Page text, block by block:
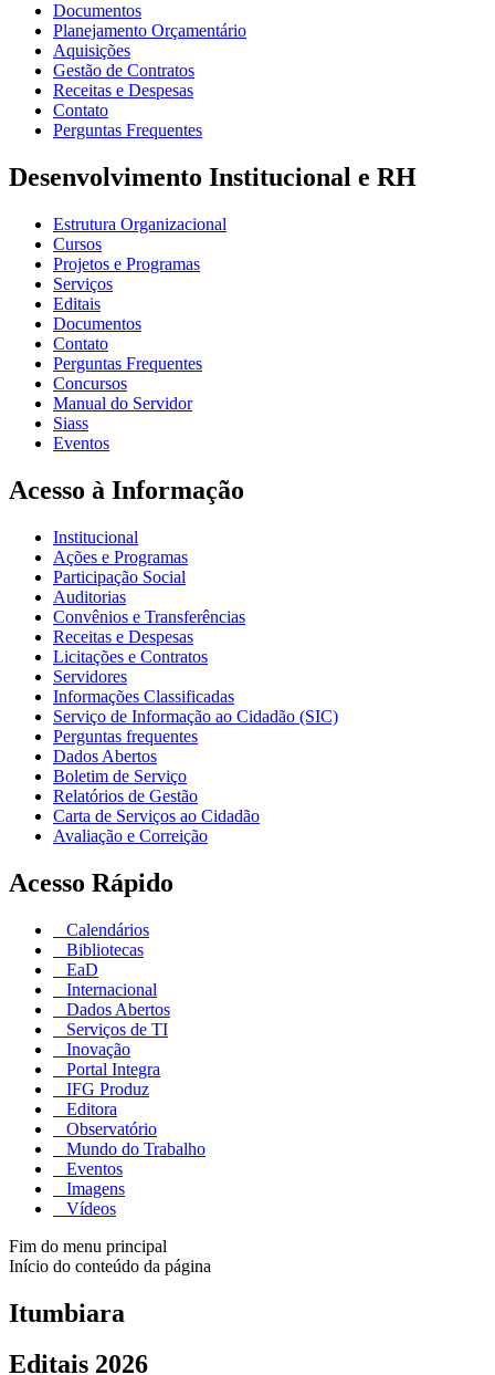
Documentos
Planejamento Orçamentário
Aquisições
Gestão de Contratos
Receitas e Despesas
Contato
Perguntas Frequentes
Desenvolvimento Institucional e RH
Estrutura Organizacional
Cursos
Projetos e Programas
Serviços
Editais
Documentos
Contato
Perguntas Frequentes
Concursos
Manual do Servidor
Siass
Eventos
Acesso à Informação
Institucional
Ações e Programas
Participação Social
Auditorias
Convênios e Transferências
Receitas e Despesas
Licitações e Contratos
Servidores
Informações Classificadas
Serviço de Informação ao Cidadão (SIC)
Perguntas frequentes
Dados Abertos
Boletim de Serviço
Relatórios de Gestão
Carta de Serviços ao Cidadão
Avaliação e Correição
Acesso Rápido
Calendários
Bibliotecas
EaD
Internacional
Dados Abertos
Serviços de TI
Inovação
Portal Integra
IFG Produz
Editora
Observatório
Mundo do Trabalho
Eventos
Imagens
Vídeos
Fim do menu principal
Início do conteúdo da página
Itumbiara
Editais 2026